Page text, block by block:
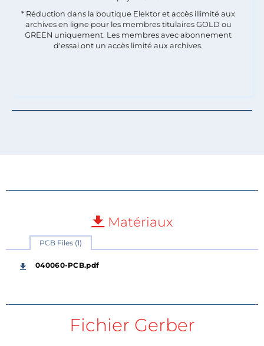
* Réduction dans la boutique Elektor et accès illimité aux
archives en ligne pour les membres titulaires GOLD ou
GREEN uniquement. Les membres avec abonnement
d'essai ont un accès limité aux archives.
Matériaux
PCB Files (1)
040060-PCB.pdf
Fichier Gerber